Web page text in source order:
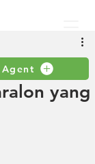
Air
yang